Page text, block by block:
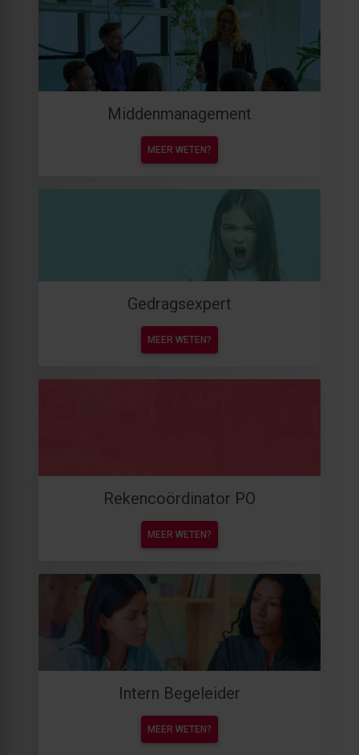
Middenmanagement
MEER WETEN?
Gedragsexpert
MEER WETEN?
Rekencoördinator PO
MEER WETEN?
Intern Begeleider
MEER WETEN?